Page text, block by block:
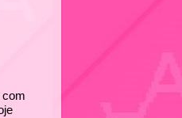
com